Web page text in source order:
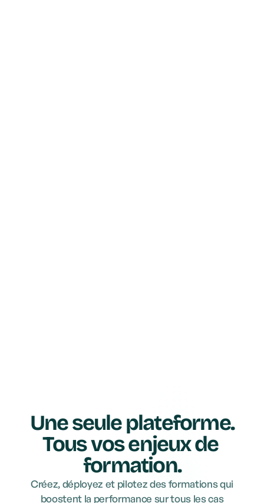
Une seule plateforme.
Tous vos enjeux de
formation.
Créez, déployez et pilotez des formations qui
boostent la performance sur tous les cas